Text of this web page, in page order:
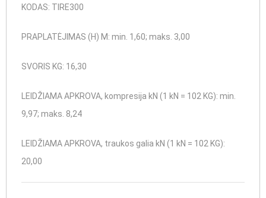
KODAS: TIRE300
PRAPLATĖJIMAS (H) M: min. 1,60; maks. 3,00
SVORIS KG: 16,30
LEIDŽIAMA APKROVA, kompresija kN (1 kN = 102 KG): min.
9,97; maks. 8,24
LEIDŽIAMA APKROVA, traukos galia kN (1 kN = 102 KG):
20,00